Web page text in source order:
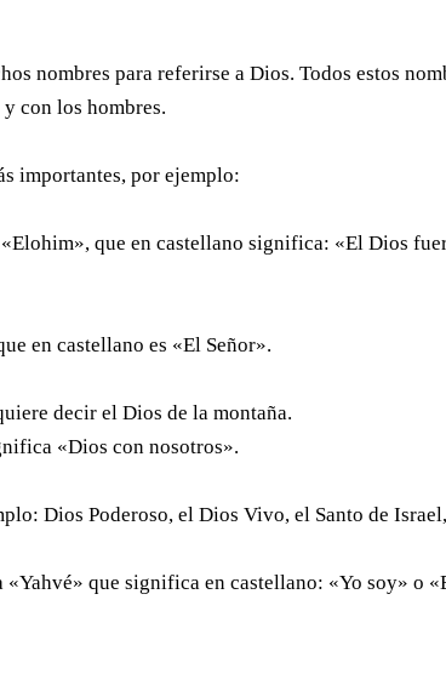
nombres para referirse a Dios. Todos estos
con los hombres.
importantes, por ejemplo:
que en castellano significa: «El Dios
en castellano es «El Señor».
decir el Dios de la montaña.
«Dios con nosotros».
Dios Poderoso, el Dios Vivo, el Santo de
que significa en castellano: «Yo soy» o